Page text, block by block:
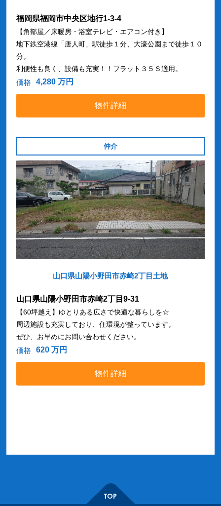
福岡県福岡市中央区地行1-3-4
【角部屋／床暖房・浴室テレビ・エアコン付き】
地下鉄空港線「唐人町」駅徒歩１分、大濠公園まで徒歩１０
分。
利便性も良く、設備も充実！！フラット３５Ｓ適用。
価格 4,280 万円
物件詳細
仲介
山口県山陽小野田市赤崎2丁目土地
山口県山陽小野田市赤崎2丁目9-31
【60坪越え】ゆとりある広さで快適な暮らしを☆
周辺施設も充実しており、住環境が整っています。
ぜひ、お早めにお問い合わせください。
価格 620 万円
物件詳細
TOP